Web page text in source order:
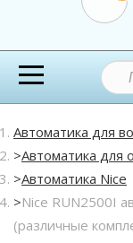
Автоматика для
Автоматика для
Автоматика Nice
Nice RUN2500I
(различные